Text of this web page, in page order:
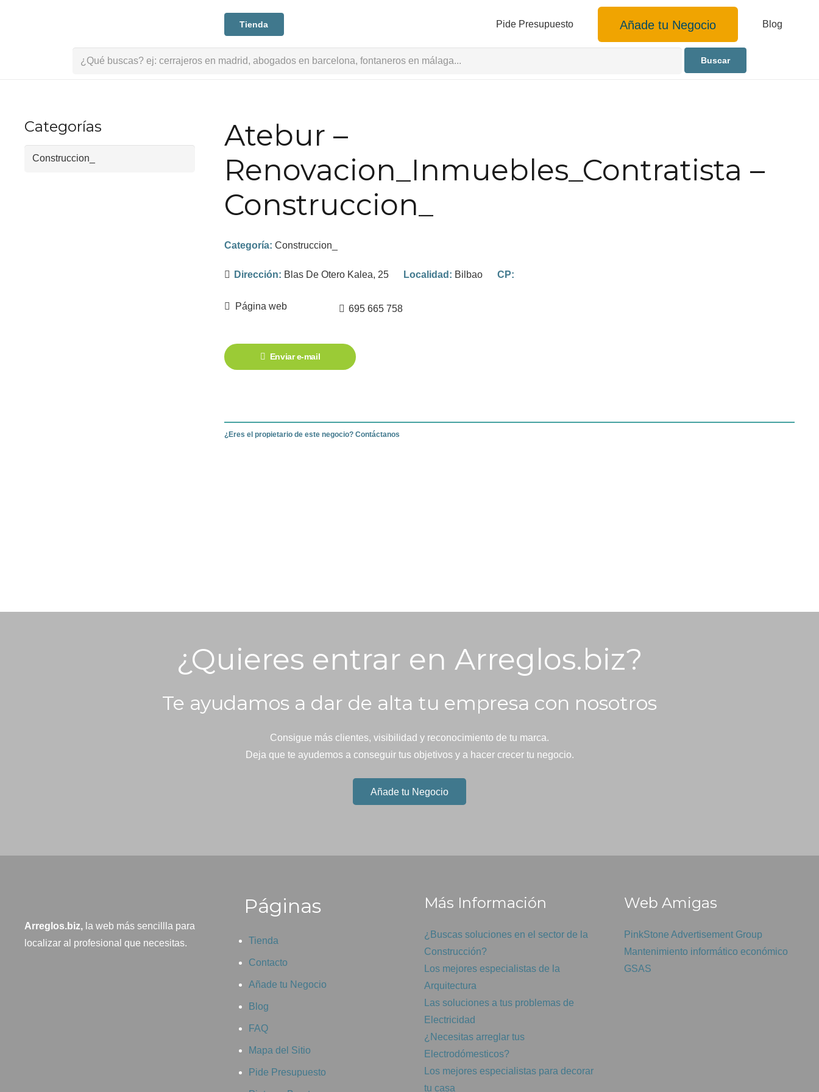
Tienda Pide Presupuesto Añade tu Negocio Blog
Buscar:
Categorías
Atebur –
Renovacion_Inmuebles_Contratista –
Construccion_
Categoría: Construccion_
Dirección: Blas De Otero Kalea, 25 Localidad: Bilbao CP:
Página web 695 665 758
Enviar e-mail
¿Eres el propietario de este negocio? Contáctanos
¿Quieres entrar en Arreglos.biz?
Te ayudamos a dar de alta tu empresa con nosotros
Consigue más clientes, visibilidad y reconocimiento de tu marca.
Deja que te ayudemos a conseguir tus objetivos y a hacer crecer tu negocio.
Añade tu Negocio
Arreglos.biz, la web más sencillla para
localizar al profesional que necesitas.
Páginas
Tienda
Contacto
Añade tu Negocio
Blog
FAQ
Mapa del Sitio
Pide Presupuesto
Más Información
¿Buscas soluciones en el sector de la
Construcción?
Los mejores especialistas de la
Arquitectura
Las soluciones a tus problemas de
Electricidad
¿Necesitas arreglar tus
Electrodómesticos?
Los mejores especialistas para decorar
tu casa
Web Amigas
PinkStone Advertisement Group
Mantenimiento informático económico
GSAS